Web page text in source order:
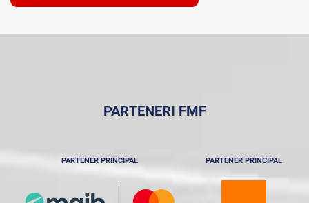
PARTENERI FMF
PARTENER PRINCIPAL PARTENER PRINCIPAL